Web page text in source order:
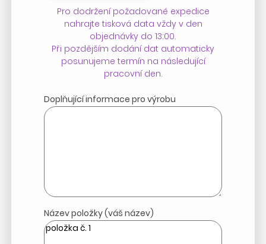
Pro dodržení požadované expedice
nahrajte tisková data vždy v den
objednávky do 13:00.
Při pozdějším dodání dat automaticky
posunujeme termín na následující
pracovní den.
Název položky (váš název)
Doplňující informace pro výrobu